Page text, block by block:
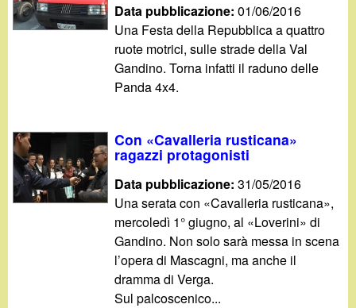
Data pubblicazione:01/06/2016
Una Festa della Repubblica a quattro
ruote motrici, sulle strade della Val
Gandino. Torna infatti il raduno delle
Panda 4x4.
Con «Cavalleria rusticana»
ragazzi protagonisti
Data pubblicazione:31/05/2016
Una serata con «Cavalleria rusticana»,
mercoledì 1° giugno, al «Loverini» di
Gandino. Non solo sarà messa in scena
l’opera di Mascagni, ma anche il
dramma di Verga.
Sul palcoscenico...